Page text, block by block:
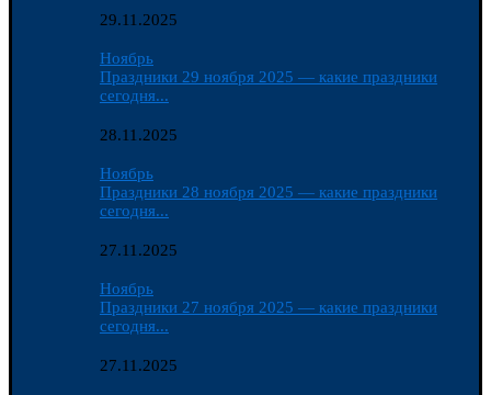
29.11.2025
Ноябрь
Праздники 29 ноября 2025 — какие праздники
сегодня...
28.11.2025
Ноябрь
Праздники 28 ноября 2025 — какие праздники
сегодня...
27.11.2025
Ноябрь
Праздники 27 ноября 2025 — какие праздники
сегодня...
27.11.2025